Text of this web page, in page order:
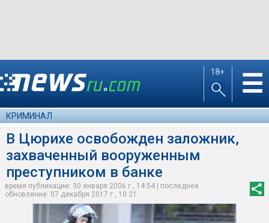
18+ ☰
КРИМИНАЛ
В Цюрихе освобожден заложник,
захваченный вооруженным
преступником в банке
время публикации: 30 января 2006 г., 14:54 | последнее
обновление: 07 декабря 2017 г., 10:21